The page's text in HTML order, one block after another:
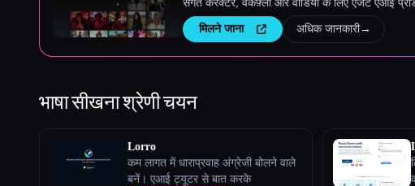
संगत कैरेक्टर, वर्कफ़्लो और वीडियो के लिए एजेंट एआई
मिलने जाना अधिक जानकारी→
भाषा सीखनाश्रेणी चयन
Lorro
कम लागत में धाराप्रवाह अंग्रेजी बोलने वाले
बनें। एआई ट्यूटर से बात करके